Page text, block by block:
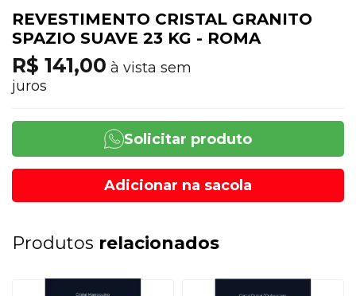
REVESTIMENTO CRISTAL GRANITO
SPAZIO SUAVE 23 KG - ROMA
R$ 141,00 à vista sem
juros
Solicitar produto
Adicionar na sacola
Produtos relacionados